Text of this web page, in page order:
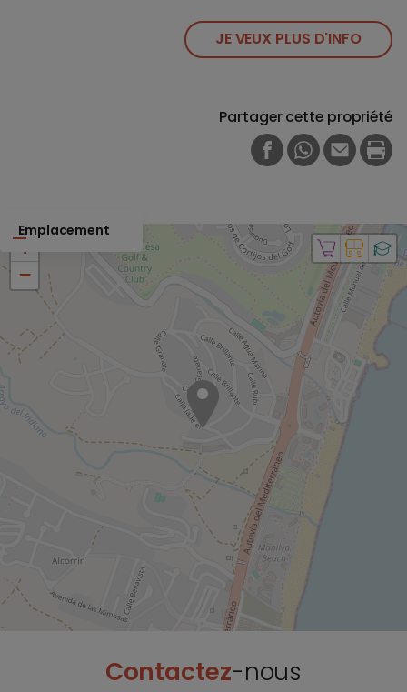
JE VEUX PLUS D'INFO
Partager cette propriété
FACEBOOK
WHATSAPP
E-MAIL
Emplacement
+
−
Contactez-nous